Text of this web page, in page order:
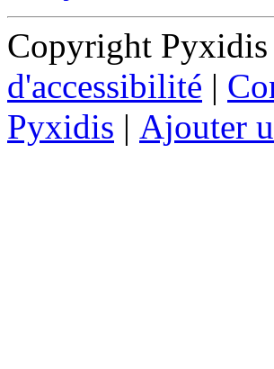
Copyright Pyxidis
d'accessibilité |
Pyxidis | Ajouter